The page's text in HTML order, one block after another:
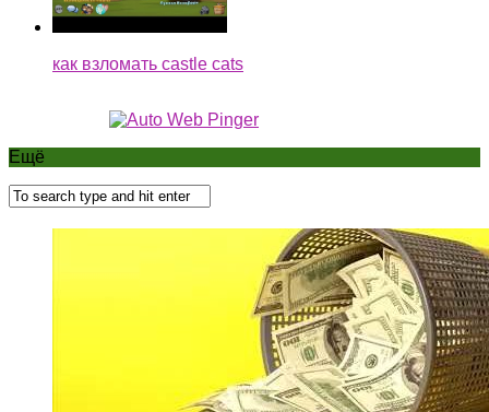
как взломать castle cats
Ещё